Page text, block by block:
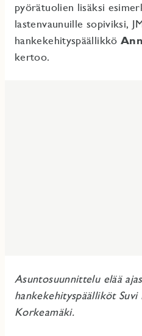
pyörätuolien lisäksi
lastenvaunuille sopiviksi,
hankekehityspäällikkö
kertoo.
Asuntosuunnittelu elää
hankekehityspäälliköt
Korkeamäki.